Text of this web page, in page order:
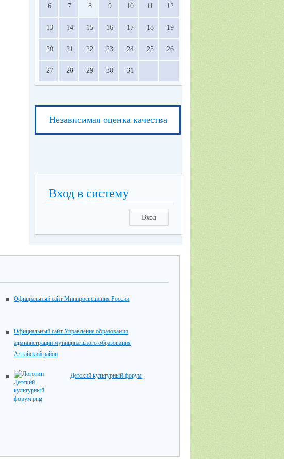
6 7 8 9 10 11 12
13 14 15 16 17 18 19
20 21 22 23 24 25 26
27 28 29 30 31
Независимая оценка качества
Вход в систему
Вход
Официальный сайт Минпросвещения России
Официальный сайт Управление образования
администрации муниципального образования
Алтайский район
Детский культурный форум